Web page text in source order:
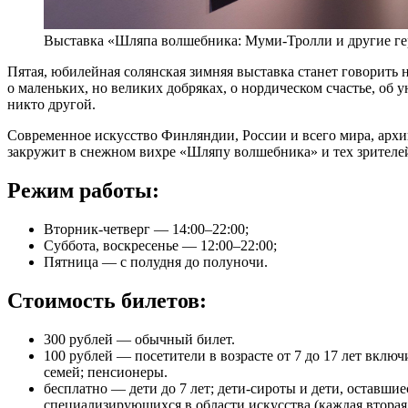
Выставка «Шляпа волшебника: Муми-Тролли и другие
Пятая, юбилейная солянская зимняя выставка станет
о маленьких, но великих добряках, о нордическом счастье,
никто другой.
Современное искусство Финляндии, России и всего мира,
закружит в снежном вихре «Шляпу волшебника» и тех
Режим работы:
Вторник-четверг — 14:00–22:00;
Суббота, воскресенье — 12:00–22:00;
Пятница — с полудня до полуночи.
Стоимость билетов:
300 рублей — обычный билет.
100 рублей — посетители в возрасте от 7 до 17 лет
семей; пенсионеры.
бесплатно — дети до 7 лет; дети-сироты и дети,
специализирующихся в области искусства (каждая